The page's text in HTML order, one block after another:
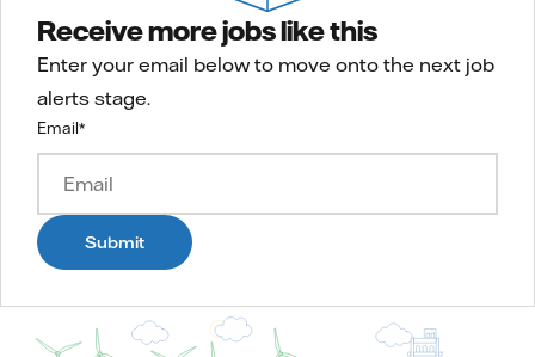
Receive more jobs like this
Enter your email below to move onto the next job
alerts stage.
Email*
Submit